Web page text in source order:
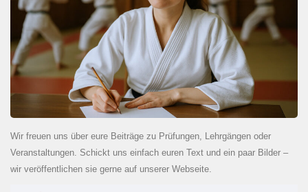
Wir freuen uns über eure Beiträge zu Prüfungen, Lehrgängen oder
Veranstaltungen. Schickt uns einfach euren Text und ein paar Bilder –
wir veröffentlichen sie gerne auf unserer Webseite.